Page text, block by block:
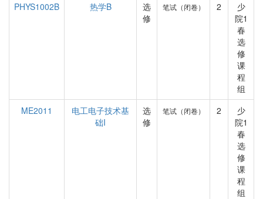
PHYS1002B
热学B
选
修
笔试（闭卷） 2
少
院1
春
选
修
课
程
组
ME2011
电工电子技术基
础I
选
修
笔试（闭卷） 2
少
院1
春
选
修
课
程
组